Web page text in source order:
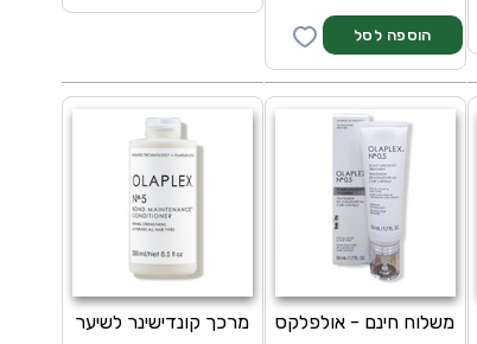
מרכך קונדישינר לשיער
משלוח חינם - אולפלקס